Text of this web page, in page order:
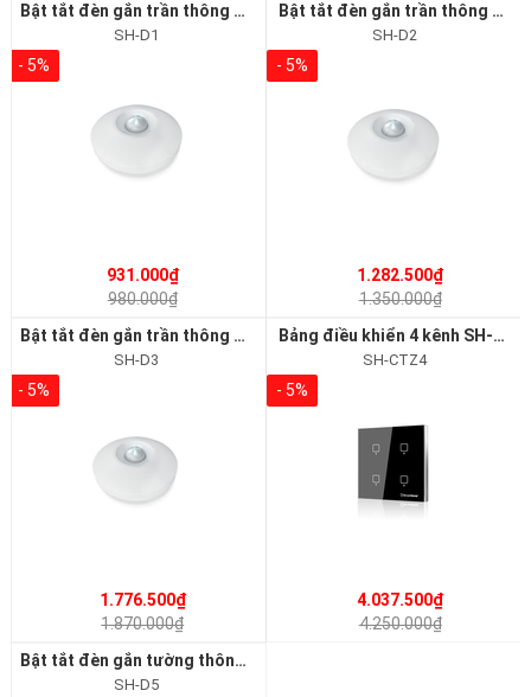
Bật tắt đèn gắn trần thông minh SH-D1 Smart Home
SH-D1
- 5%
931.000₫
980.000₫
Bật tắt đèn gắn trần thông minh SH-D2 Smart Home
SH-D2
- 5%
1.282.500₫
1.350.000₫
Bật tắt đèn gắn trần thông minh SH-D3 Smart Home
SH-D3
- 5%
1.776.500₫
1.870.000₫
Bảng điều khiển 4 kênh SH-CTZ4 Smart Home
SH-CTZ4
- 5%
4.037.500₫
4.250.000₫
Bật tắt đèn gắn tường thông minh SH-D5 Smart Home
SH-D5